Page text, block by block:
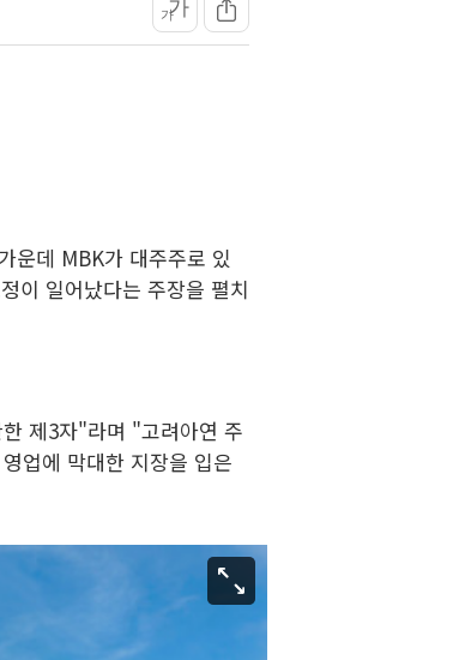
가가
운데 MBK가 대주주로 있
이 일어났다는 주장을 펼치
제3자"라며 "고려아연 주
업에 막대한 지장을 입은